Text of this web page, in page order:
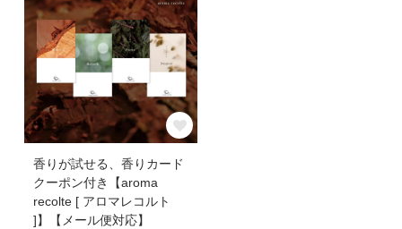
香りが試せる、香りカード
クーポン付き【aroma
recolte [ アロマレコルト
]】【メール便対応】